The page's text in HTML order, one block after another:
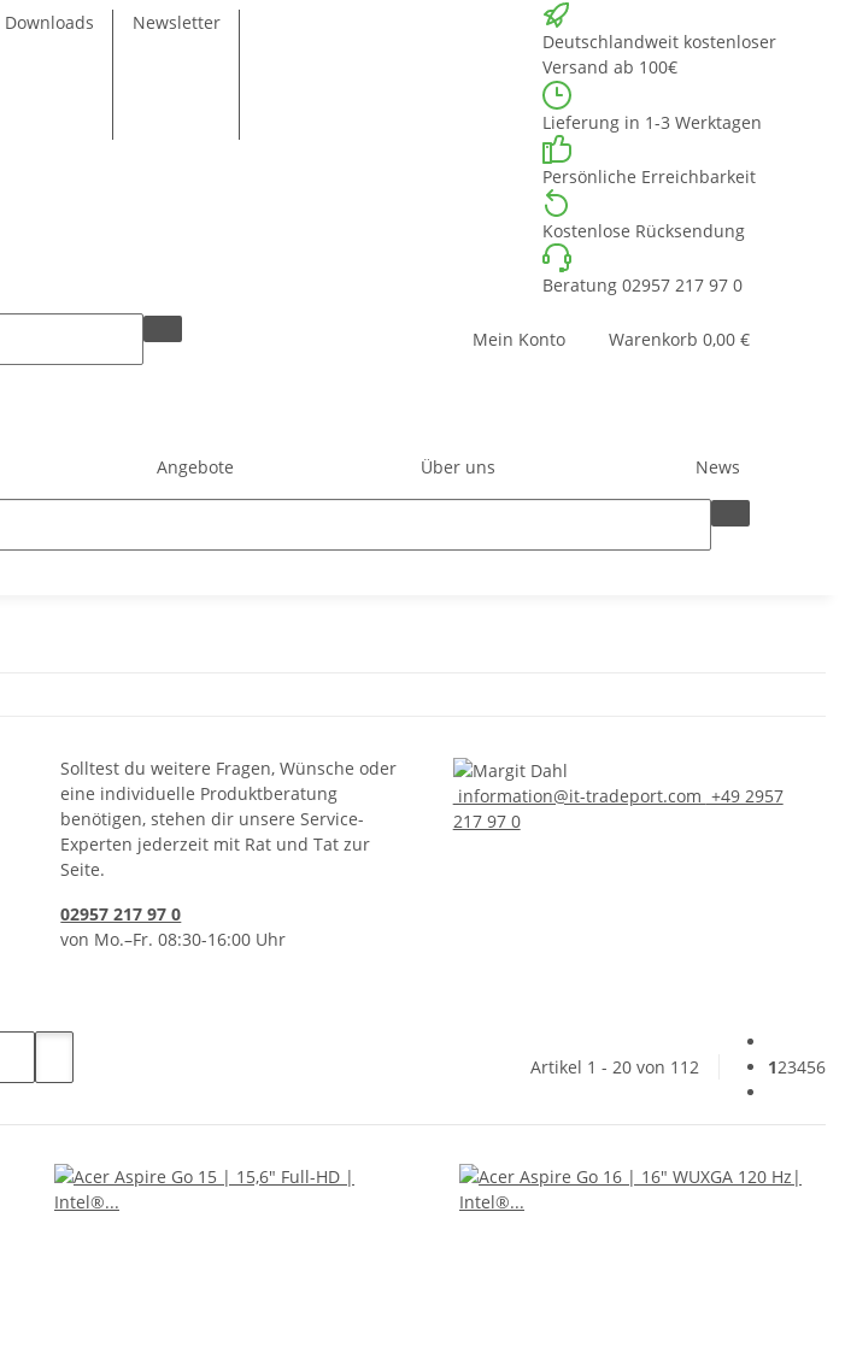
Deutschlandweit kostenloser
Versand ab 100€
Lieferung in 1-3 Werktagen
Persönliche Erreichbarkeit
Kostenlose Rücksendung
Beratung 02957 217 97 0
Downloads Newsletter
Mein Konto Warenkorb 0,00 €
Angebote Über uns News
Solltest du weitere Fragen, Wünsche oder
eine individuelle Produktberatung
benötigen, stehen dir unsere Service-
Experten jederzeit mit Rat und Tat zur
Seite.
02957 217 97 0
von Mo.–Fr. 08:30-16:00 Uhr
information@it-tradeport.com +49 2957
217 97 0
Artikel 1 - 20 von 112 123456